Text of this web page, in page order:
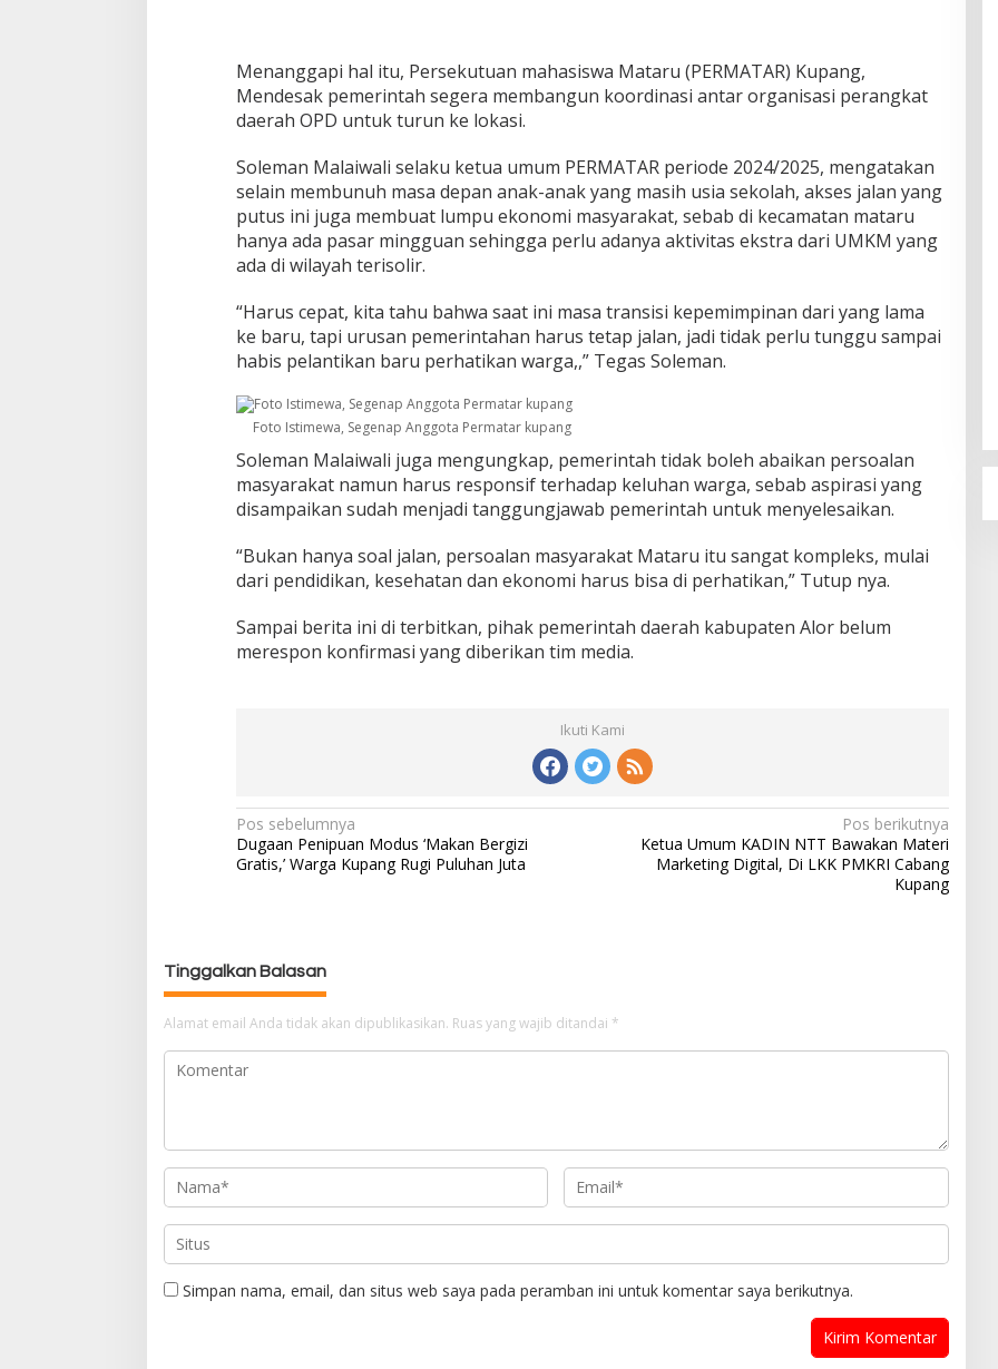
Menanggapi hal itu, Persekutuan mahasiswa Mataru (PERMATAR) Kupang,
Mendesak pemerintah segera membangun koordinasi antar organisasi perangkat
daerah OPD untuk turun ke lokasi.
Soleman Malaiwali selaku ketua umum PERMATAR periode 2024/2025, mengatakan
selain membunuh masa depan anak-anak yang masih usia sekolah, akses jalan yang
putus ini juga membuat lumpu ekonomi masyarakat, sebab di kecamatan mataru
hanya ada pasar mingguan sehingga perlu adanya aktivitas ekstra dari UMKM yang
ada di wilayah terisolir.
“Harus cepat, kita tahu bahwa saat ini masa transisi kepemimpinan dari yang lama
ke baru, tapi urusan pemerintahan harus tetap jalan, jadi tidak perlu tunggu sampai
habis pelantikan baru perhatikan warga,,” Tegas Soleman.
Foto Istimewa, Segenap Anggota Permatar kupang
Soleman Malaiwali juga mengungkap, pemerintah tidak boleh abaikan persoalan
masyarakat namun harus responsif terhadap keluhan warga, sebab aspirasi yang
disampaikan sudah menjadi tanggungjawab pemerintah untuk menyelesaikan.
“Bukan hanya soal jalan, persoalan masyarakat Mataru itu sangat kompleks, mulai
dari pendidikan, kesehatan dan ekonomi harus bisa di perhatikan,” Tutup nya.
Sampai berita ini di terbitkan, pihak pemerintah daerah kabupaten Alor belum
merespon konfirmasi yang diberikan tim media.
Ikuti Kami
N
a
v
s
i
p
o
s
Pos sebelumnya
Dugaan Penipuan Modus ‘Makan Bergizi
Gratis,’ Warga Kupang Rugi Puluhan Juta
Pos berikutnya
Ketua Umum KADIN NTT Bawakan Materi
Marketing Digital, Di LKK PMKRI Cabang
Kupang
Tinggalkan Balasan
Alamat email Anda tidak akan dipublikasikan. Ruas yang wajib ditandai *
Simpan nama, email, dan situs web saya pada peramban ini untuk komentar saya berikutnya.